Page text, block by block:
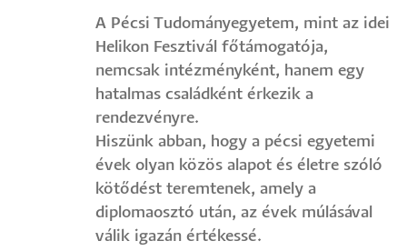
A Pécsi Tudományegyetem, mint az idei
Helikon Fesztivál főtámogatója,
nemcsak intézményként, hanem egy
hatalmas családként érkezik a
rendezvényre.
Hiszünk abban, hogy a pécsi egyetemi
évek olyan közös alapot és életre szóló
kötődést teremtenek, amely a
diplomaosztó után, az évek múlásával
válik igazán értékessé.